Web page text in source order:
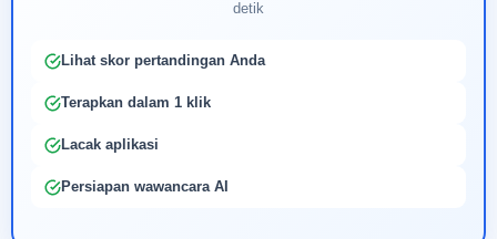
detik
Lihat skor pertandingan Anda
Terapkan dalam 1 klik
Lacak aplikasi
Persiapan wawancara AI